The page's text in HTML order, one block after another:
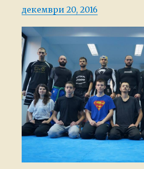
Posted
декември 20, 2016